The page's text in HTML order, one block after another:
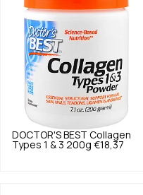
DOCTOR'S BEST Collagen
Types 1 & 3 200g €18,37